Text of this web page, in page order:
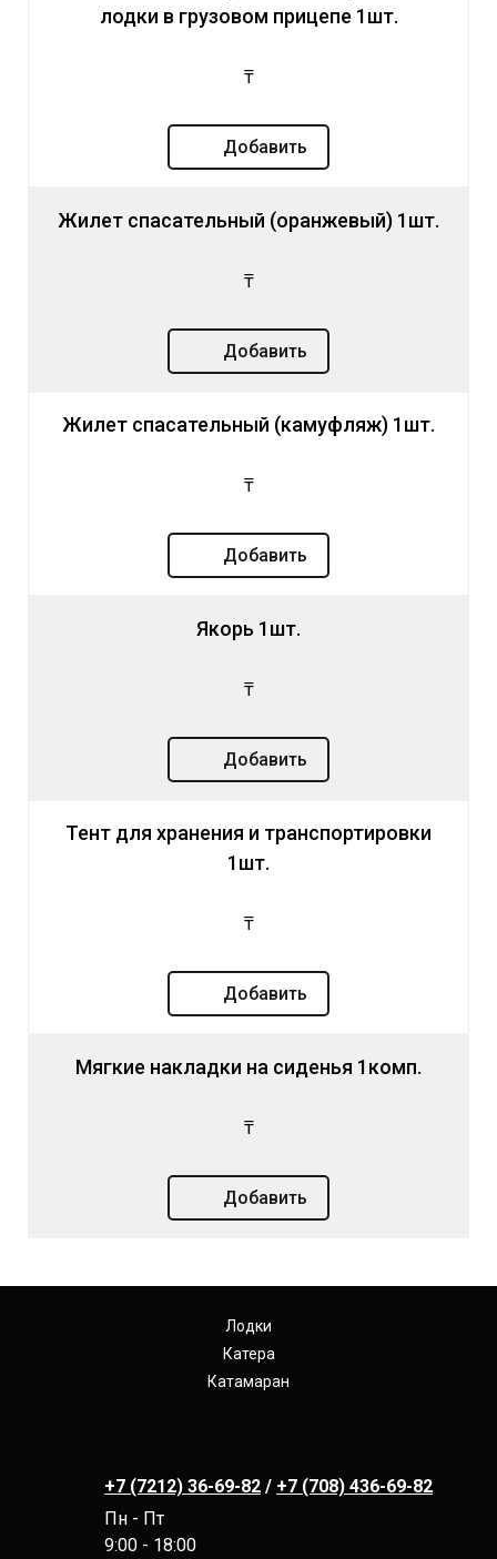
лодки в грузовом прицепе 1шт.
₸
Добавить
Жилет спасательный (оранжевый) 1шт.
₸
Добавить
Жилет спасательный (камуфляж) 1шт.
₸
Добавить
Якорь 1шт.
₸
Добавить
Тент для хранения и транспортировки
1шт.
₸
Добавить
Мягкие накладки на сиденья 1комп.
₸
Добавить
Лодки
Катера
Катамаран
+7 (7212) 36-69-82 / +7 (708) 436-69-82
Пн - Пт
9:00 - 18:00